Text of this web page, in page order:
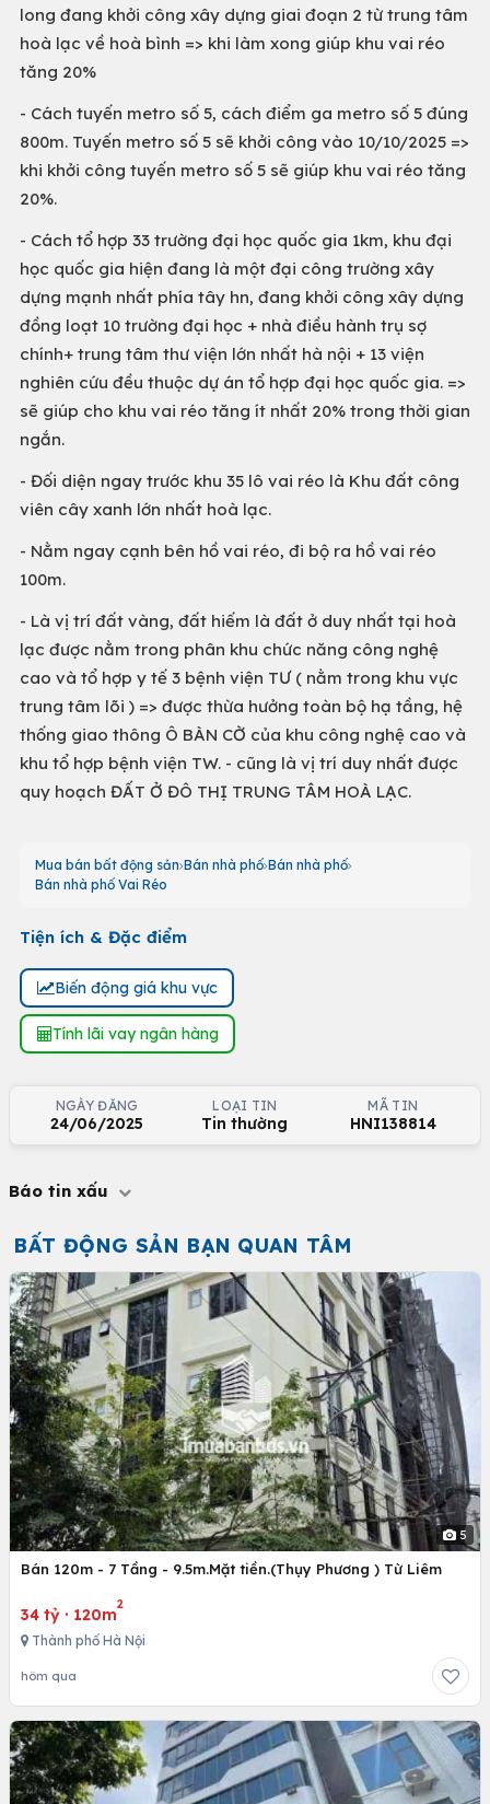
long đang khởi công xây dựng giai đoạn 2 từ trung tâm
hoà lạc về hoà bình => khi làm xong giúp khu vai réo
tăng 20%
- Cách tuyến metro số 5, cách điểm ga metro số 5 đúng
800m. Tuyến metro số 5 sẽ khởi công vào 10/10/2025 =>
khi khởi công tuyến metro số 5 sẽ giúp khu vai réo tăng
20%.
- Cách tổ hợp 33 trường đại học quốc gia 1km, khu đại
học quốc gia hiện đang là một đại công trường xây
dựng mạnh nhất phía tây hn, đang khởi công xây dựng
đồng loạt 10 trường đại học + nhà điều hành trụ sợ
chính+ trung tâm thư viện lớn nhất hà nội + 13 viện
nghiên cứu đều thuộc dự án tổ hợp đại học quốc gia. =>
sẽ giúp cho khu vai réo tăng ít nhất 20% trong thời gian
ngắn.
- Đối diện ngay trước khu 35 lô vai réo là Khu đất công
viên cây xanh lớn nhất hoà lạc.
- Nằm ngay cạnh bên hồ vai réo, đi bộ ra hồ vai réo
100m.
- Là vị trí đất vàng, đất hiếm là đất ở duy nhất tại hoà
lạc được nằm trong phân khu chức năng công nghệ
cao và tổ hợp y tế 3 bệnh viện TƯ ( nằm trong khu vực
trung tâm lõi ) => được thừa hưởng toàn bộ hạ tầng, hệ
thống giao thông Ô BÀN CỜ của khu công nghệ cao và
khu tổ hợp bệnh viện TW. - cũng là vị trí duy nhất được
quy hoạch ĐẤT Ở ĐÔ THỊ TRUNG TÂM HOÀ LẠC.
Mua bán bất động sản Bán nhà phố Bán nhà phố
Bán nhà phố Vai Réo
Tiện ích & Đặc điểm
Biến động giá khu vực
Tính lãi vay ngân hàng
NGÀY ĐĂNG
24/06/2025
LOẠI TIN
Tin thường
MÃ TIN
HNI138814
Báo tin xấu
BẤT ĐỘNG SẢN BẠN QUAN TÂM
5
Bán 120m - 7 Tầng - 9.5m.Mặt tiền.(Thụy Phương ) Từ Liêm
34 tỷ · 120m
2
Thành phố Hà Nội
hôm qua